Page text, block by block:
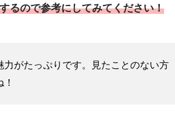
るので参考にしてみてください！
がたっぷりです。見たことのない方